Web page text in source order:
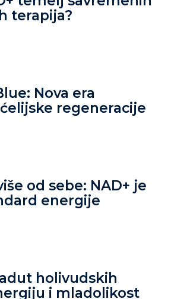
terapija?
Nova era
regeneracije
od sebe: NAD+ je
energije
holivudskih
i mladolikost